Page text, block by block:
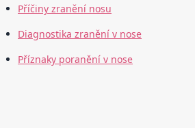
Příčiny zranění nosu
Diagnostika zranění v nose
Příznaky poranění v nose